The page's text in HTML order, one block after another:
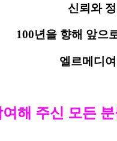
신뢰와
100년을 향해 앞으
엘르메디
여해 주신 모든